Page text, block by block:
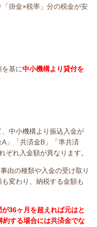
「掛金×税率」分の税金が安
基に中小機構より貸付を
中小機構より振込入金が
」「共済金B」「準共済
ぞれ入金額が異なります。
由の種類や入金の受け取り
変わり、納税する金額も
36ヶ月を超えれば元はと
する場合には共済金でな